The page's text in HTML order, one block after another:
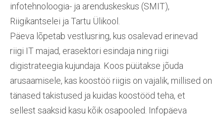
infotehnoloogia- ja arenduskeskus (SMIT),
Riigikantselei ja Tartu Ülikool.
Päeva lõpetab vestlusring, kus osalevad erinevad
riigi IT majad, erasektori esindaja ning riigi
digistrateegia kujundaja. Koos püütakse jõuda
arusaamisele, kas koostöö riigis on vajalik, millised on
tänased takistused ja kuidas koostööd teha, et
sellest saaksid kasu kõik osapooled. Infopäeva